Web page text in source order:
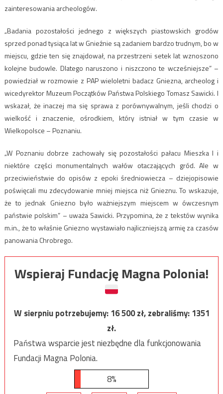
zainteresowania archeologów.
„Badania pozostałości jednego z większych piastowskich grodów
sprzed ponad tysiąca lat w Gnieźnie są zadaniem bardzo trudnym, bo w
miejscu, gdzie ten się znajdował, na przestrzeni setek lat wznoszono
kolejne budowle. Dlatego naruszono i niszczono te wcześniejsze” –
powiedział w rozmowie z PAP wieloletni badacz Gniezna, archeolog i
wicedyrektor Muzeum Początków Państwa Polskiego Tomasz Sawicki. I
wskazał, że inaczej ma się sprawa z porównywalnym, jeśli chodzi o
wielkość i znaczenie, ośrodkiem, który istniał w tym czasie w
Wielkopolsce – Poznaniu.
„W Poznaniu dobrze zachowały się pozostałości pałacu Mieszka I i
niektóre części monumentalnych wałów otaczających gród. Ale w
przeciwieństwie do opisów z epoki średniowiecza – dziejopisowie
poświęcali mu zdecydowanie mniej miejsca niż Gnieznu. To wskazuje,
że to jednak Gniezno było ważniejszym miejscem w ówczesnym
państwie polskim” – uważa Sawicki. Przypomina, że z tekstów wynika
m.in., że to właśnie Gniezno wystawiało najliczniejszą armię za czasów
panowania Chrobrego.
Wspieraj Fundację Magna Polonia!
W sierpniu potrzebujemy:16 500zł, zebraliśmy:1351
zł.
Państwa wsparcie jest niezbędne dla funkcjonowania
Fundacji Magna Polonia.
8%